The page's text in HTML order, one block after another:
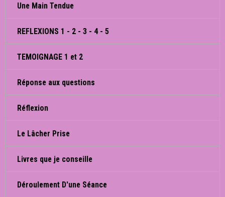
Une Main Tendue
REFLEXIONS 1 - 2 - 3 - 4 - 5
TEMOIGNAGE 1 et 2
Réponse aux questions
Réflexion
Le Lâcher Prise
Livres que je conseille
Déroulement D'une Séance